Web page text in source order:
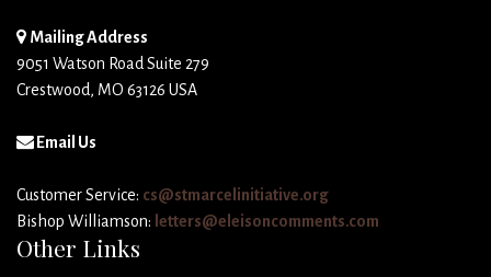
Mailing Address
9051 Watson Road Suite 279
Crestwood, MO 63126 USA
Email Us
Customer Service: cs@stmarcelinitiative.org
Bishop Williamson: letters@eleisoncomments.com
Other Links